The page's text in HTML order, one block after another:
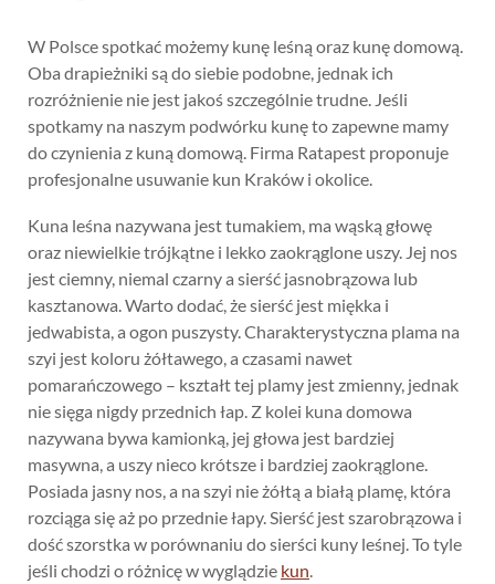
W Polsce spotkać możemy kunę leśną oraz kunę domową.
Oba drapieżniki są do siebie podobne, jednak ich
rozróżnienie nie jest jakoś szczególnie trudne. Jeśli
spotkamy na naszym podwórku kunę to zapewne mamy
do czynienia z kuną domową. Firma Ratapest proponuje
profesjonalne usuwanie kun Kraków i okolice.
Kuna leśna nazywana jest tumakiem, ma wąską głowę
oraz niewielkie trójkątne i lekko zaokrąglone uszy. Jej nos
jest ciemny, niemal czarny a sierść jasnobrązowa lub
kasztanowa. Warto dodać, że sierść jest miękka i
jedwabista, a ogon puszysty. Charakterystyczna plama na
szyi jest koloru żółtawego, a czasami nawet
pomarańczowego – kształt tej plamy jest zmienny, jednak
nie sięga nigdy przednich łap. Z kolei kuna domowa
nazywana bywa kamionką, jej głowa jest bardziej
masywna, a uszy nieco krótsze i bardziej zaokrąglone.
Posiada jasny nos, a na szyi nie żółtą a białą plamę, która
rozciąga się aż po przednie łapy. Sierść jest szarobrązowa i
dość szorstka w porównaniu do sierści kuny leśnej. To tyle
jeśli chodzi o różnicę w wyglądzie kun.